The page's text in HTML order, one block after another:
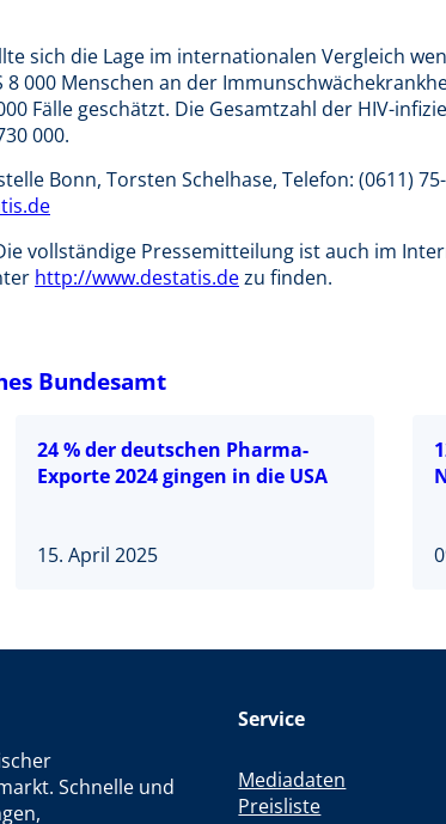
sich die Lage im internationalen Vergleich
8 000 Menschen an der
Fälle geschätzt. Die Gesamtzahl der HIV-
000.
Bonn, Torsten Schelhase, Telefon: (0611)
Pressemitteilung ist auch im
http://www.destatis.dezu finden.
Bundesamt
24 % der deutschen Pharma-
Exporte 2024 gingen in die USA
15. April 2025
Schnelle und
Service
Mediadaten
Preisliste